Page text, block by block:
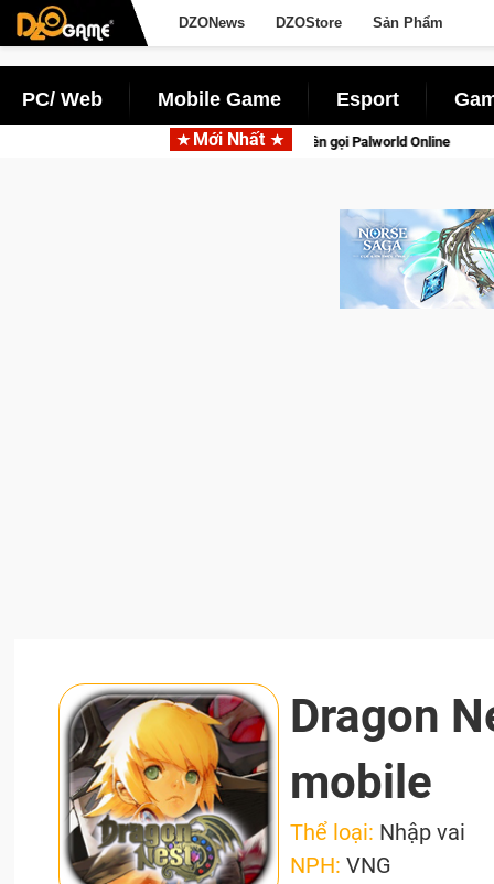
DZONews DZOStore Sản Phẩm
PC/ Web Mobile Game Esport
Mới Nhất
tồn lên di động với tên gọi Palworld Online Gia Nhập
Dragon
mobile
Thể loại: Nhập vai
NPH:VNG